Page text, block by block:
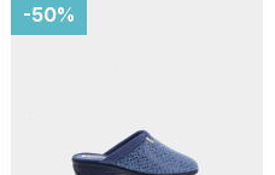
-50%